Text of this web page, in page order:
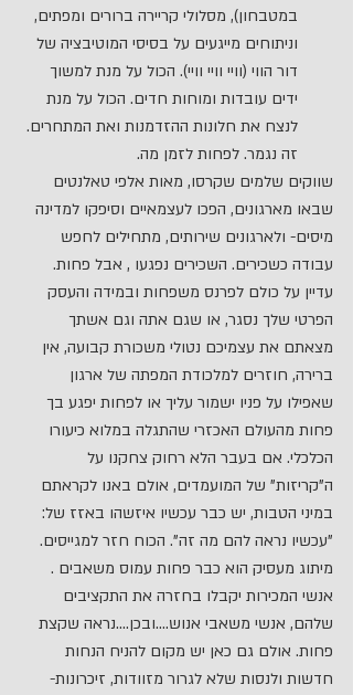
במטבחון), מסלולי קריירה ברורים ומפתים,
וניתוחים מייגעים על בסיסי המוטיבציה של
דור הווי (וויי וויי וויי). הכול על מנת למשוך
ידים עובדות ומוחות חדים. הכול על מנת
לנצח את חלונות ההזדמנות ואת המתחרים.
זה נגמר. לפחות לזמן מה.
שווקים שלמים שקרסו, מאות אלפי טאלנטים
שבאו מארגונים, הפכו לעצמאיים וסיפקו למדינה
מיסים- ולארגונים שירותים, מתחילים לחפש
עבודה כשכירים. השכירים נפגעו , אבל פחות.
עדיין על כולם לפרנס משפחות ובמידה והעסק
הפרטי שלך נסגר, או שגם אתה וגם אשתך
מצאתם את עצמיכם נטולי משכורת קבועה, אין
ברירה, חוזרים למלכודת המפתה של ארגון
שאפילו על פניו ישמור עליך או לפחות יפגע בך
פחות מהעולם האכזרי שהתגלה במלוא כיעורו
הכלכלי. אם בעבר הלא רחוק צחקנו על
ה"קריזות" של המועמדים, אולם באנו לקראתם
במיני הטבות, יש כבר עכשיו איזשהו באזז של:
"עכשיו נראה להם מה זה". הכוח חזר למגייסים.
מיתוג מעסיק הוא כבר פחות עמוס משאבים .
אנשי המכירות יקבלו בחזרה את התקציבים
שלהם, אנשי משאבי אנוש….ובכן….נראה שקצת
פחות. אולם גם כאן יש מקום להניח הנחות
חדשות ולנסות שלא לגרור מזוודות, זיכרונות-